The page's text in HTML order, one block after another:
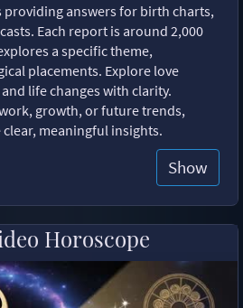
providing answers for birth charts,
Each report is around 2,000
a specific theme,
placements. Explore love
life changes with clarity.
growth, or future trends,
meaningful insights.
Show
Horoscope